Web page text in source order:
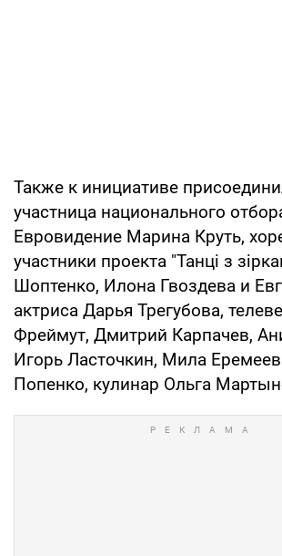
Также к инициативе
участница национального
Евровидение Марина Круть,
участники проекта "Танці з
Шоптенко, Илона Гвоздева и
актриса Дарья Трегубова,
Фреймут, Дмитрий Карпачев,
Игорь Ласточкин, Мила
Попенко, кулинар Ольга